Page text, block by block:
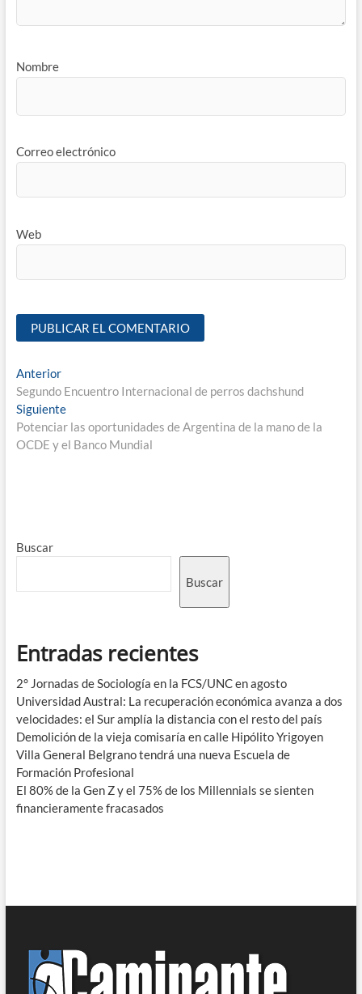
Nombre
Correo electrónico
Web
Anterior
Segundo Encuentro Internacional de perros dachshund
Siguiente
Potenciar las oportunidades de Argentina de la mano de la
OCDE y el Banco Mundial
Buscar
Buscar
Entradas recientes
2° Jornadas de Sociología en la FCS/UNC en agosto
Universidad Austral: La recuperación económica avanza a dos
velocidades: el Sur amplía la distancia con el resto del país
Demolición de la vieja comisaría en calle Hipólito Yrigoyen
Villa General Belgrano tendrá una nueva Escuela de
Formación Profesional
El 80% de la Gen Z y el 75% de los Millennials se sienten
financieramente fracasados